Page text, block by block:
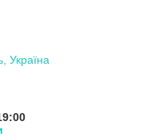
Україна